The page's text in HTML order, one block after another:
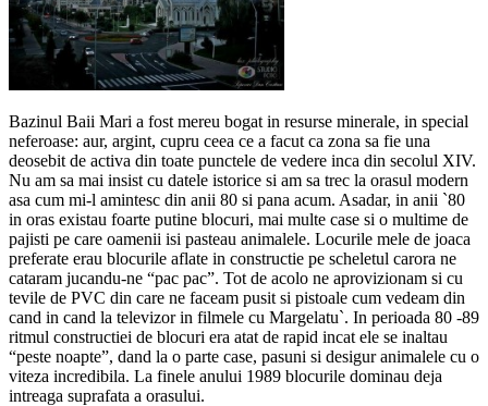
Bazinul Baii Mari a fost mereu bogat in resurse minerale, in special
neferoase: aur, argint, cupru ceea ce a facut ca zona sa fie una
deosebit de activa din toate punctele de vedere inca din secolul XIV.
Nu am sa mai insist cu datele istorice si am sa trec la orasul modern
asa cum mi-l amintesc din anii 80 si pana acum. Asadar, in anii `80
in oras existau foarte putine blocuri, mai multe case si o multime de
pajisti pe care oamenii isi pasteau animalele. Locurile mele de joaca
preferate erau blocurile aflate in constructie pe scheletul carora ne
cataram jucandu-ne “pac pac”. Tot de acolo ne aprovizionam si cu
tevile de PVC din care ne faceam pusit si pistoale cum vedeam din
cand in cand la televizor in filmele cu Margelatu`. In perioada 80 -89
ritmul constructiei de blocuri era atat de rapid incat ele se inaltau
“peste noapte”, dand la o parte case, pasuni si desigur animalele cu o
viteza incredibila. La finele anului 1989 blocurile dominau deja
intreaga suprafata a orasului.